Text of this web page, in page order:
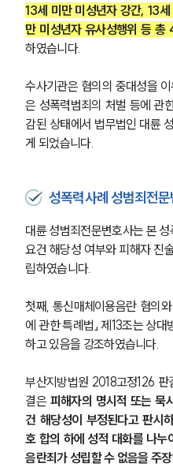
13세 미만 미성년자 강간, 13
만 미성년자 유사성행위 등 총
하였습니다.
수사기관은 혐의의 중대성을
은 성폭력범죄의 처벌 등에 관
감된 상태에서 법무법인 대륜
게 되었습니다.
성폭력사례 성범죄전
대륜 성범죄전문변호사는 본
요건 해당성 여부와 피해자 진
립하였습니다.
첫째, 통신매체이용음란 혐의
에 관한 특례법」 제13조는 상
하고 있음을 강조하였습니다.
부산지방법원 2018고정126
결은 피해자의 명시적 또는 묵
건 해당성이 부정된다고 판시
호 합의 하에 성적 대화를 나누
음란죄가 성립할 수 없음을 주장